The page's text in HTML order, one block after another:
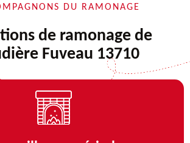
DU RAMONAGE
de ramonage de
Fuveau 13710